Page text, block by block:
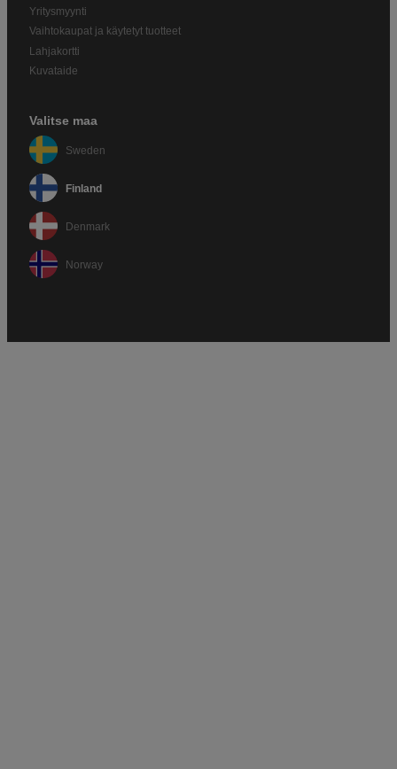
Yritysmyynti
Vaihtokaupat ja käytetyt tuotteet
Lahjakortti
Kuvataide
Valitse maa
Sweden
Finland
Denmark
Norway